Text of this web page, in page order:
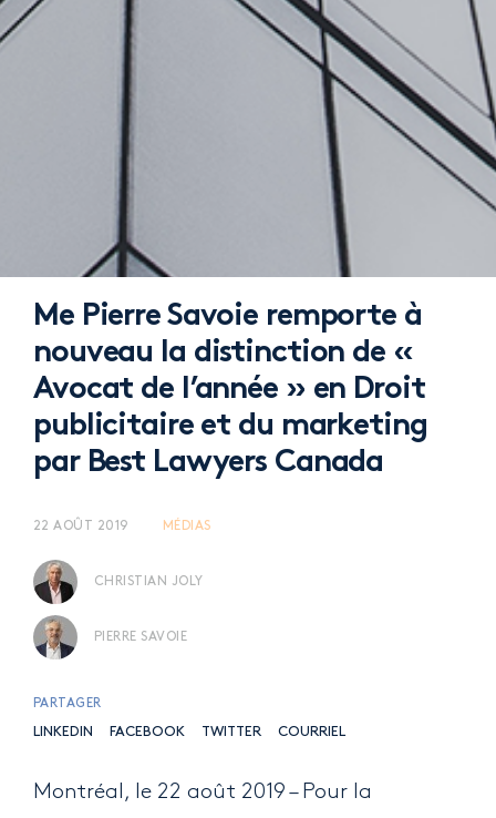
Me Pierre Savoie remporte à
nouveau la distinction de «
Avocat de l’année » en Droit
publicitaire et du marketing
par Best Lawyers Canada
CHRISTIAN JOLY
PIERRE SAVOIE
22 AOÛT 2019 MÉDIAS
PARTAGER
LINKEDIN FACEBOOK TWITTER COURRIEL
Montréal, le 22 août 2019 – Pour la